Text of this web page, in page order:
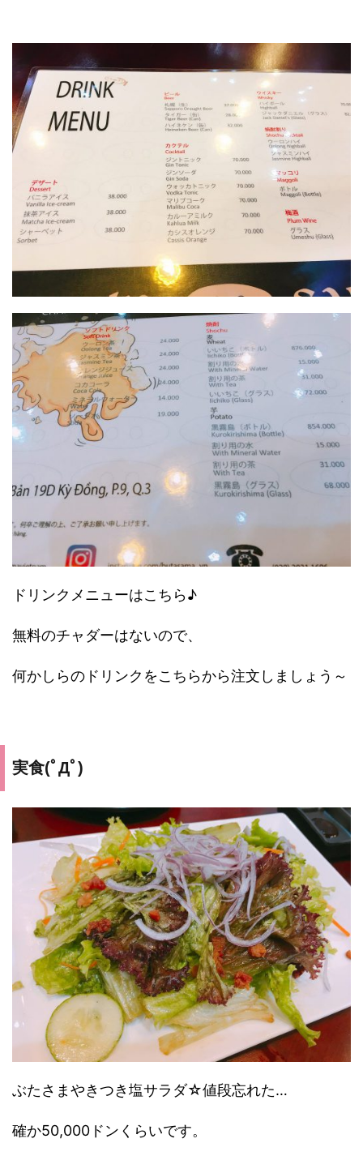
ドリンクメニューはこちら♪
無料のチャダーはないので、
何かしらのドリンクをこちらから注文しましょう～
実食(ﾟДﾟ)
ぶたさまやきつき塩サラダ☆値段忘れた…
確か50,000ドンくらいです。